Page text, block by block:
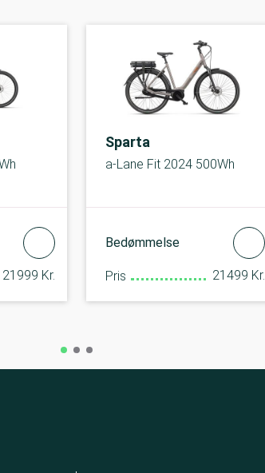
21999 Kr.
Sparta
a-Lane Fit 2024 500Wh
Bedømmelse
Pris 21499 Kr.